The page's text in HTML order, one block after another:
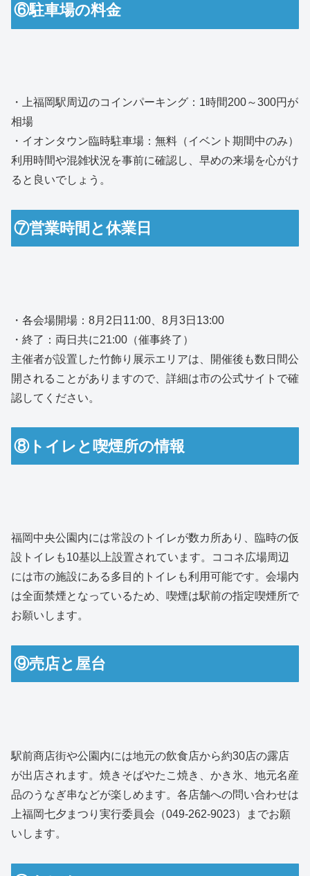
⑥駐車場の料金
・上福岡駅周辺のコインパーキング：1時間200～300円が
相場
・イオンタウン臨時駐車場：無料（イベント期間中のみ）
利用時間や混雑状況を事前に確認し、早めの来場を心がけ
ると良いでしょう。
⑦営業時間と休業日
・各会場開場：8月2日11:00、8月3日13:00
・終了：両日共に21:00（催事終了）
主催者が設置した竹飾り展示エリアは、開催後も数日間公
開されることがありますので、詳細は市の公式サイトで確
認してください。
⑧トイレと喫煙所の情報
福岡中央公園内には常設のトイレが数カ所あり、臨時の仮
設トイレも10基以上設置されています。ココネ広場周辺
には市の施設にある多目的トイレも利用可能です。会場内
は全面禁煙となっているため、喫煙は駅前の指定喫煙所で
お願いします。
⑨売店と屋台
駅前商店街や公園内には地元の飲食店から約30店の露店
が出店されます。焼きそばやたこ焼き、かき氷、地元名産
品のうなぎ串などが楽しめます。各店舗への問い合わせは
上福岡七夕まつり実行委員会（049-262-9023）までお願
いします。